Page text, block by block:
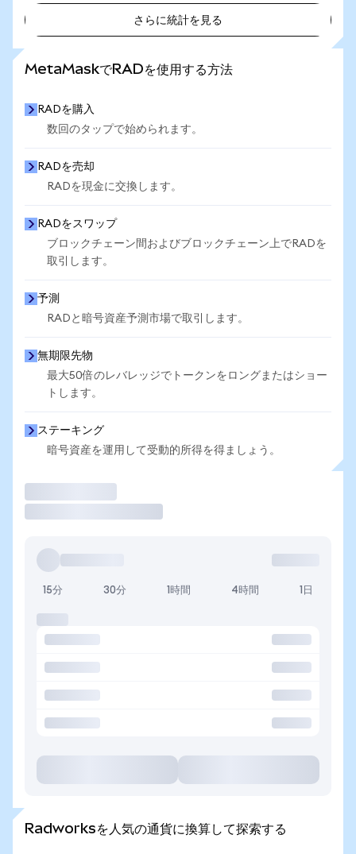
さらに統計を見る
MetaMaskでRADを使用する方法
RADを購入
数回のタップで始められます。
RADを売却
RADを現金に交換します。
RADをスワップ
ブロックチェーン間およびブロックチェーン上でRADを
取引します。
予測
RADと暗号資産予測市場で取引します。
無期限先物
最大50倍のレバレッジでトークンをロングまたはショー
トします。
ステーキング
暗号資産を運用して受動的所得を得ましょう。
15分 30分 1時間 4時間 1日
Radworksを人気の通貨に換算して探索する